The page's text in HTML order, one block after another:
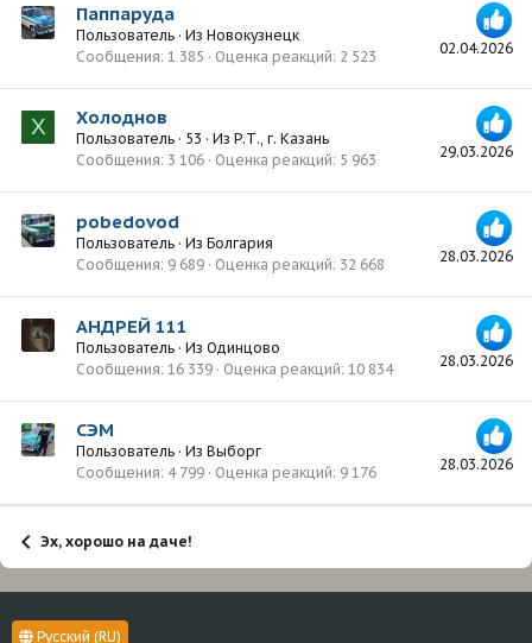
02.04.2026
Паппаруда
Пользователь · Из Новокузнецк
Сообщения 1 385 Оценка реакций 2 523
Х
29.03.2026
Холоднов
Пользователь · 53 · Из Р.Т., г. Казань
Сообщения 3 106 Оценка реакций 5 963
28.03.2026
pobedovod
Пользователь · Из Болгария
Сообщения 9 689 Оценка реакций 32 668
28.03.2026
АНДРЕЙ 111
Пользователь · Из Одинцово
Сообщения 16 339 Оценка реакций 10 834
28.03.2026
СЭМ
Пользователь · Из Выборг
Сообщения 4 799 Оценка реакций 9 176
Эх, хорошо на даче!
Русский (RU)